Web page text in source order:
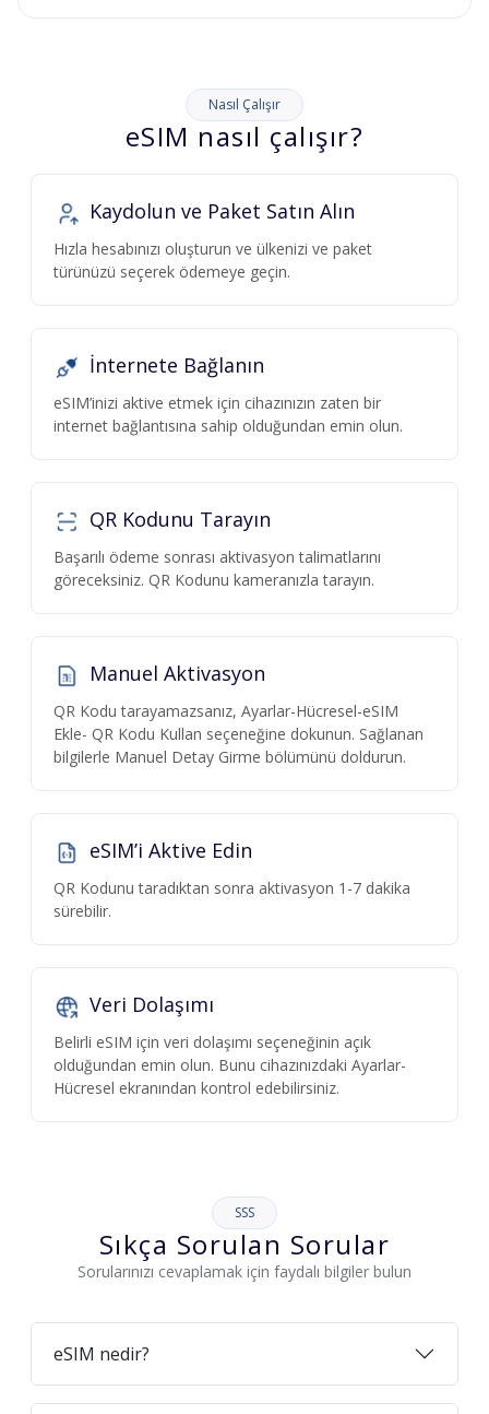
Nasıl Çalışır
eSIM nasıl çalışır?
Kaydolun ve Paket Satın Alın
Hızla hesabınızı oluşturun ve ülkenizi ve paket
türünüzü seçerek ödemeye geçin.
İnternete Bağlanın
eSIM’inizi aktive etmek için cihazınızın zaten bir
internet bağlantısına sahip olduğundan emin olun.
QR Kodunu Tarayın
Başarılı ödeme sonrası aktivasyon talimatlarını
göreceksiniz. QR Kodunu kameranızla tarayın.
Manuel Aktivasyon
QR Kodu tarayamazsanız, Ayarlar-Hücresel-eSIM
Ekle- QR Kodu Kullan seçeneğine dokunun. Sağlanan
bilgilerle Manuel Detay Girme bölümünü doldurun.
eSIM’i Aktive Edin
QR Kodunu taradıktan sonra aktivasyon 1-7 dakika
sürebilir.
Veri Dolaşımı
Belirli eSIM için veri dolaşımı seçeneğinin açık
olduğundan emin olun. Bunu cihazınızdaki Ayarlar-
Hücresel ekranından kontrol edebilirsiniz.
SSS
Sıkça Sorulan Sorular
Sorularınızı cevaplamak için faydalı bilgiler bulun
eSIM nedir?